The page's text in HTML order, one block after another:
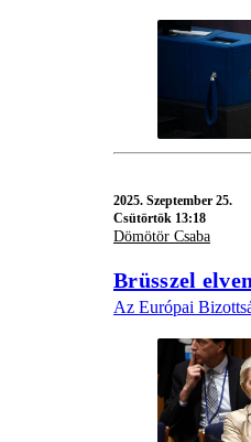
2025. Szeptember 25.
Csütörtök 13:18
Dömötör Csaba
Brüsszel
Az Európai